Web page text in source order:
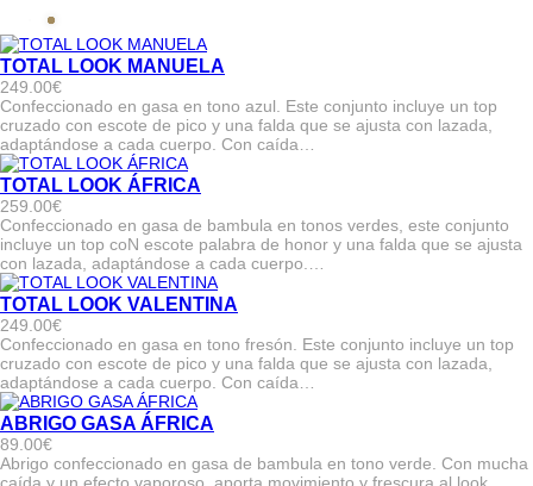
TOTAL LOOK MANUELA
249.00€
Confeccionado en gasa en tono azul. Este conjunto incluye un top
cruzado con escote de pico y una falda que se ajusta con lazada,
adaptándose a cada cuerpo. Con caída…
TOTAL LOOK ÁFRICA
259.00€
Confeccionado en gasa de bambula en tonos verdes, este conjunto
incluye un top coN escote palabra de honor y una falda que se ajusta
con lazada, adaptándose a cada cuerpo.…
TOTAL LOOK VALENTINA
249.00€
Confeccionado en gasa en tono fresón. Este conjunto incluye un top
cruzado con escote de pico y una falda que se ajusta con lazada,
adaptándose a cada cuerpo. Con caída…
ABRIGO GASA ÁFRICA
89.00€
Abrigo confeccionado en gasa de bambula en tono verde. Con mucha